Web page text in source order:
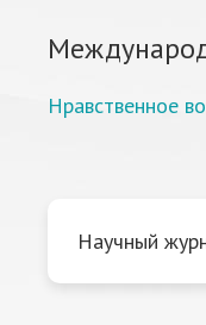
Нравственное
Научный